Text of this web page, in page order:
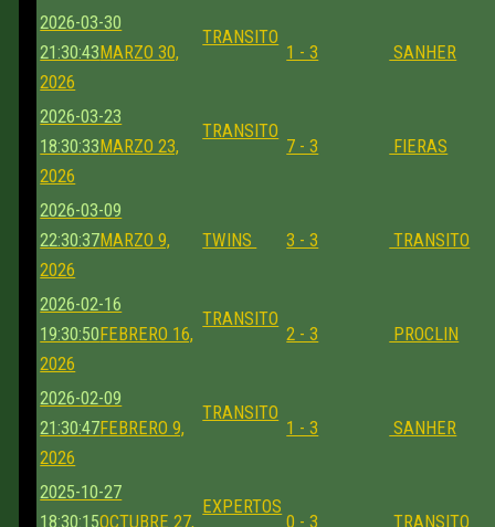
2026-03-30
21:30:43MARZO 30,
2026
TRANSITO
1 - 3 SANHER
2026-03-23
18:30:33MARZO 23,
2026
TRANSITO
7 - 3 FIERAS
2026-03-09
22:30:37MARZO 9,
2026
TWINS 3 - 3 TRANSITO
2026-02-16
19:30:50FEBRERO 16,
2026
TRANSITO
2 - 3 PROCLIN
2026-02-09
21:30:47FEBRERO 9,
2026
TRANSITO
1 - 3 SANHER
2025-10-27
18:30:15OCTUBRE 27,
EXPERTOS
0 - 3 TRANSITO